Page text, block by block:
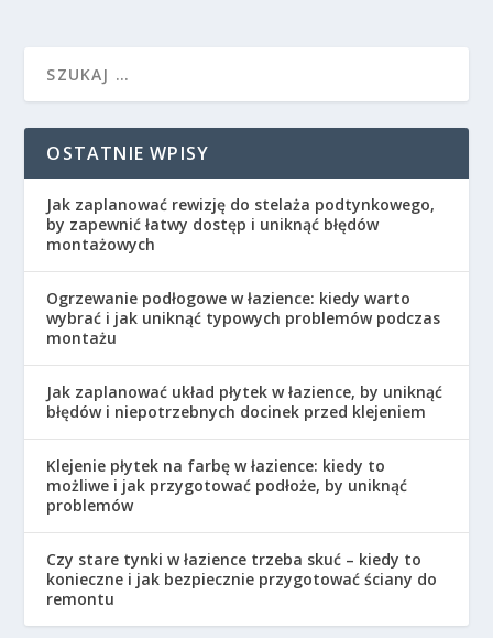
OSTATNIE WPISY
Jak zaplanować rewizję do stelaża podtynkowego,
by zapewnić łatwy dostęp i uniknąć błędów
montażowych
Ogrzewanie podłogowe w łazience: kiedy warto
wybrać i jak uniknąć typowych problemów podczas
montażu
Jak zaplanować układ płytek w łazience, by uniknąć
błędów i niepotrzebnych docinek przed klejeniem
Klejenie płytek na farbę w łazience: kiedy to
możliwe i jak przygotować podłoże, by uniknąć
problemów
Czy stare tynki w łazience trzeba skuć – kiedy to
konieczne i jak bezpiecznie przygotować ściany do
remontu